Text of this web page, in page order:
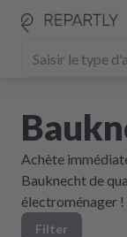
Achète
Bauknecht de
électroménager !
Filter